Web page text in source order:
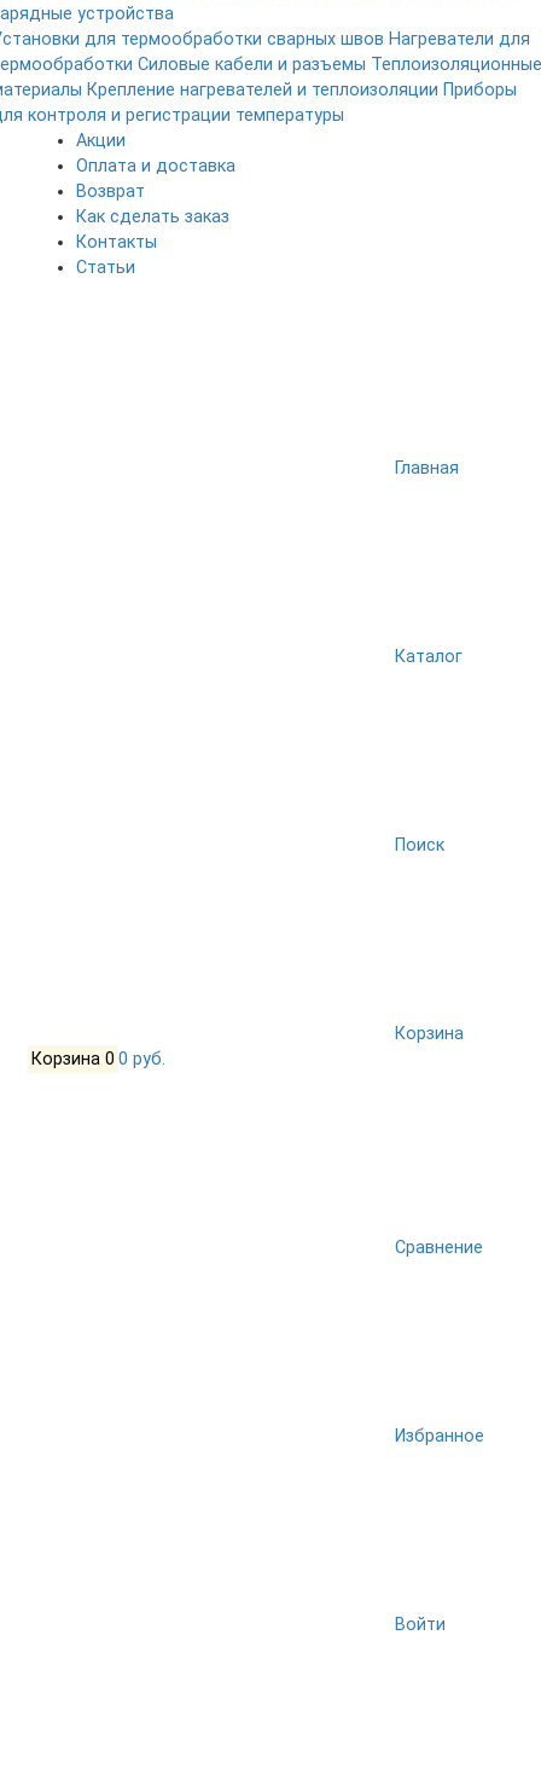
устройства
для термообработки сварных швов Нагреватели для
Силовые кабели и разъемы Теплоизоляционные
Крепление нагревателей и теплоизоляции Приборы
контроля и регистрации температуры
Акции
Оплата и доставка
Возврат
Как сделать заказ
Контакты
Статьи
Главная
Каталог
Поиск
Корзина
Корзина 0 0 руб.
Сравнение
Избранное
Войти